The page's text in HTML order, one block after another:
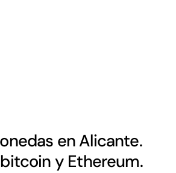
en Alicante.
y Ethereum.